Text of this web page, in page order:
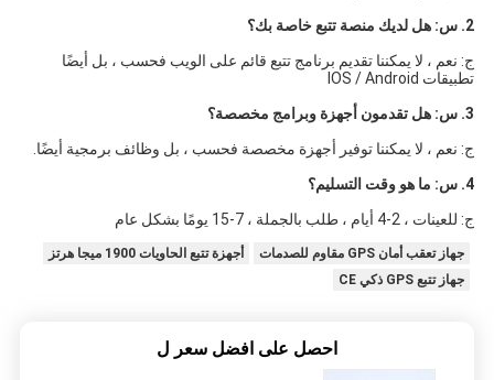
2. س: هل لديك منصة تتبع خاصة بك؟
تطبيقات IOS / Android
3. س: هل تقدمون أجهزة وبرامج مخصصة؟
ج: نعم ، لا يمكننا توفير أجهزة مخصصة فحسب ، بل وظائف برمجية أيضًا.
4. س: ما هو وقت التسليم؟
ج: للعينات ، 2-4 أيام ، طلب بالجملة ، 7-15 يومًا بشكل عام
جهاز تعقب أمان GPS مقاوم للصدمات
أجهزة تتبع الحاويات 1900 ميجا هرتز
جهاز تتبع GPS ذكي CE
احصل على افضل سعر ل